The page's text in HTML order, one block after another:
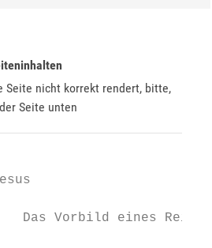
Seite nicht korrekt rendert, bitte,
Seite unten
Das Vorbild eines